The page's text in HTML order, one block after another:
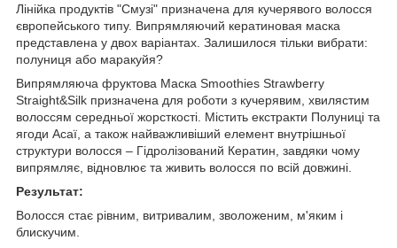
Лінійка продуктів "Смузі" призначена для кучерявого волосся
європейського типу. Випрямляючий кератиновая мaска
представлена у двох варіантах. Залишилося тільки вибрати:
полуниця або маракуйя?
Випрямляюча фруктова Maска Smoothies Strawberry
Straight&Silk призначена для роботи з кучерявим, хвилястим
волоссям середньої жорсткості. Містить екстракти Полуниці та
ягоди Асаї, а також найважливіший елемент внутрішньої
структури волосся – Гідролізований Кератин, завдяки чому
випрямляє, відновлює та живить волосся по всій довжині.
Результат:
Волосся стає рівним, витривалим, зволоженим, м'яким і
блискучим.